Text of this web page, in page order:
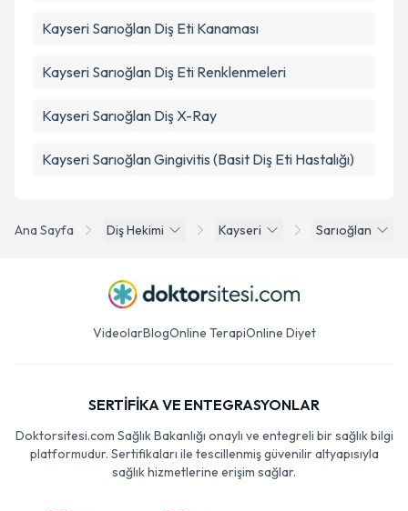
Ana Sayfa Diş Hekimi Kayseri Sarıoğlan
Kayseri Sarıoğlan Diş Eti Kanaması
Kayseri Sarıoğlan Diş Eti Renklenmeleri
Kayseri Sarıoğlan Diş X-Ray
Kayseri Sarıoğlan Gingivitis (Basit Diş Eti Hastalığı)
VideolarBlogOnline TerapiOnline Diyet
SERTİFİKA VE ENTEGRASYONLAR
Doktorsitesi.com Sağlık Bakanlığı onaylı ve entegreli bir sağlık bilgi
platformudur. Sertifikaları ile tescillenmiş güvenilir altyapısıyla
sağlık hizmetlerine erişim sağlar.